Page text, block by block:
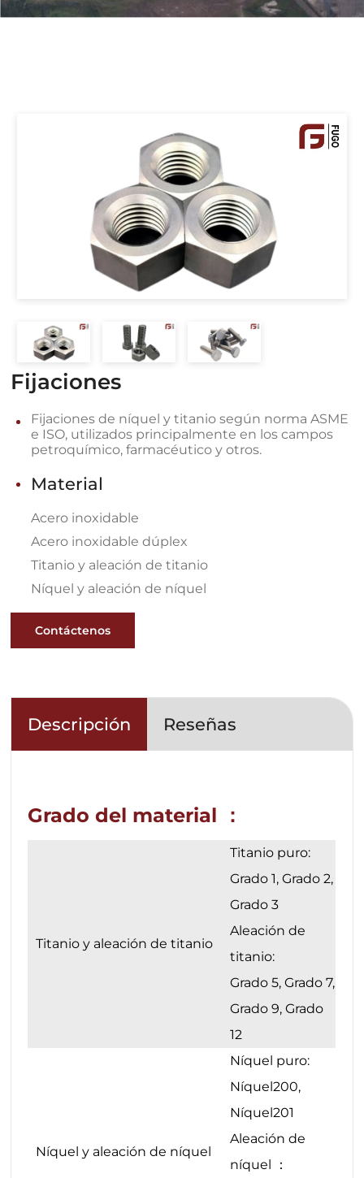
Fijaciones
Fijaciones de níquel y titanio según norma ASME
e ISO, utilizados principalmente en los campos
petroquímico, farmacéutico y otros.
Material
Acero inoxidable
Acero inoxidable dúplex
Titanio y aleación de titanio
Níquel y aleación de níquel
Contáctenos
Descripción Reseñas
Grado del material ：
Titanio y aleación de titanio
Titanio puro:
Grado 1, Grado 2,
Grado 3
Aleación de
titanio:
Grado 5, Grado 7,
Grado 9, Grado
12
Níquel y aleación de níquel
Níquel puro:
Níquel200,
Níquel201
Aleación de
níquel ：